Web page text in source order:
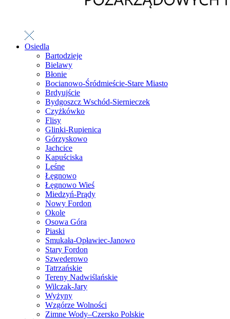
Osiedla
Bartodzieje
Bielawy
Błonie
Bocianowo-Śródmieście-Stare Miasto
Brdyujście
Bydgoszcz Wschód-Siernieczek
Czyżkówko
Flisy
Glinki-Rupienica
Górzyskowo
Jachcice
Kapuściska
Leśne
Łęgnowo
Łęgnowo Wieś
Miedzyń-Prądy
Nowy Fordon
Okole
Osowa Góra
Piaski
Smukała-Opławiec-Janowo
Stary Fordon
Szwederowo
Tatrzańskie
Tereny Nadwiślańskie
Wilczak-Jary
Wyżyny
Wzgórze Wolności
Zimne Wody–Czersko Polskie